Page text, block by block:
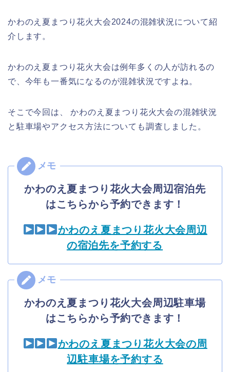
かわのえ夏まつり花火大会2024の混雑状況について紹
介します。
かわのえ夏まつり花火大会は例年多くの人が訪れるの
で、今年も一番気になるのが混雑状況ですよね。
そこで今回は、 かわのえ夏まつり花火大会の混雑状況
と駐車場やアクセス方法についても調査しました。
かわのえ夏まつり花火大会周辺宿泊先
はこちらから予約できます！
かわのえ夏まつり花火大会周辺
の宿泊先を予約する
かわのえ夏まつり花火大会周辺駐車場
はこちらから予約できます！
かわのえ夏まつり花火大会の周
辺駐車場を予約する